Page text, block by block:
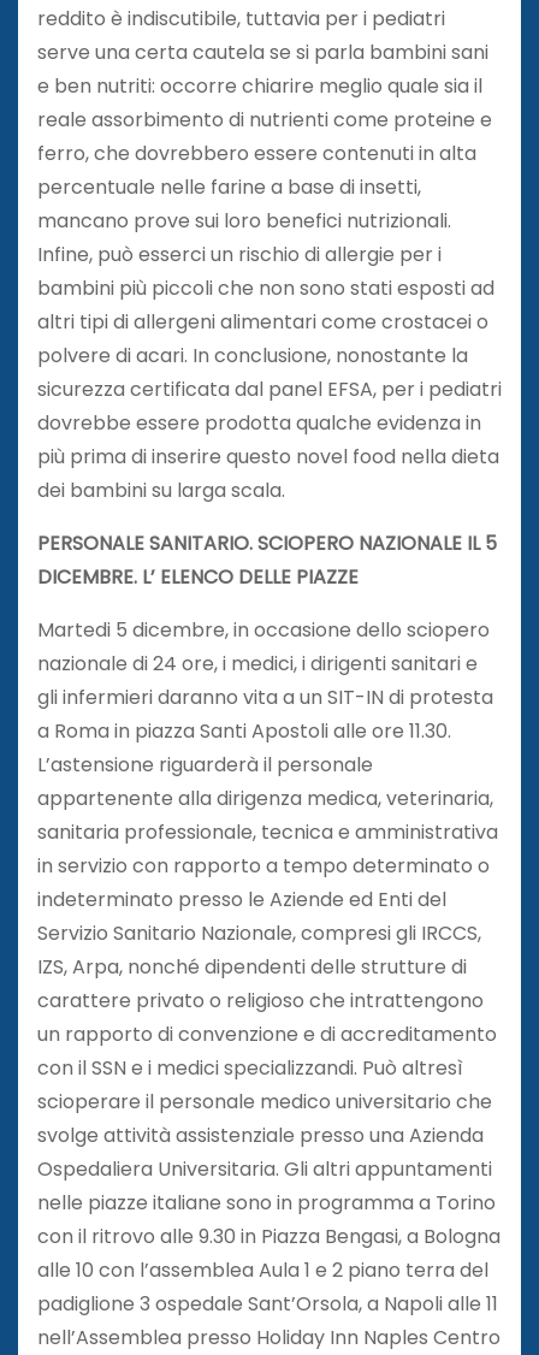
reddito è indiscutibile, tuttavia per i pediatri
serve una certa cautela se si parla bambini sani
e ben nutriti: occorre chiarire meglio quale sia il
reale assorbimento di nutrienti come proteine e
ferro, che dovrebbero essere contenuti in alta
percentuale nelle farine a base di insetti,
mancano prove sui loro benefici nutrizionali.
Infine, può esserci un rischio di allergie per i
bambini più piccoli che non sono stati esposti ad
altri tipi di allergeni alimentari come crostacei o
polvere di acari. In conclusione, nonostante la
sicurezza certificata dal panel EFSA, per i pediatri
dovrebbe essere prodotta qualche evidenza in
più prima di inserire questo novel food nella dieta
dei bambini su larga scala.
PERSONALE SANITARIO. SCIOPERO NAZIONALE IL 5
DICEMBRE. L’ ELENCO DELLE PIAZZE
Martedi 5 dicembre, in occasione dello sciopero
nazionale di 24 ore, i medici, i dirigenti sanitari e
gli infermieri daranno vita a un SIT-IN di protesta
a Roma in piazza Santi Apostoli alle ore 11.30.
L’astensione riguarderà il personale
appartenente alla dirigenza medica, veterinaria,
sanitaria professionale, tecnica e amministrativa
in servizio con rapporto a tempo determinato o
indeterminato presso le Aziende ed Enti del
Servizio Sanitario Nazionale, compresi gli IRCCS,
IZS, Arpa, nonché dipendenti delle strutture di
carattere privato o religioso che intrattengono
un rapporto di convenzione e di accreditamento
con il SSN e i medici specializzandi. Può altresì
scioperare il personale medico universitario che
svolge attività assistenziale presso una Azienda
Ospedaliera Universitaria. Gli altri appuntamenti
nelle piazze italiane sono in programma a Torino
con il ritrovo alle 9.30 in Piazza Bengasi, a Bologna
alle 10 con l’assemblea Aula 1 e 2 piano terra del
padiglione 3 ospedale Sant’Orsola, a Napoli alle 11
nell’Assemblea presso Holiday Inn Naples Centro